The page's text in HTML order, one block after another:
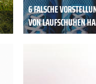
6 FALSCHE
VON LAUFSCHUHEN